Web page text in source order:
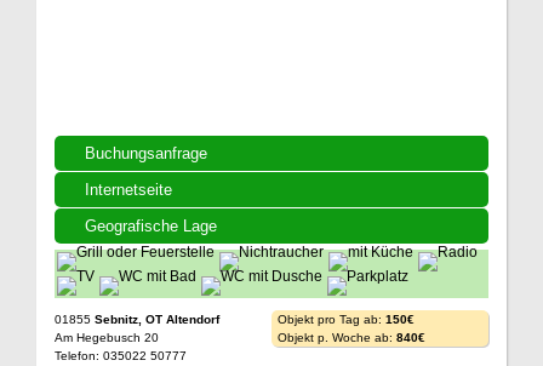
Buchungsanfrage
Internetseite
Geografische Lage
01855 Sebnitz, OT Altendorf
Am Hegebusch 20
Telefon: 035022 50777
Objekt pro Tag ab: 150€
Objekt p. Woche ab: 840€